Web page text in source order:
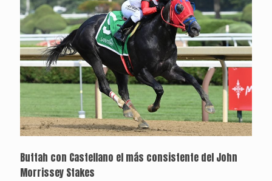
Buttah con Castellano el más consistente del John
Morrissey Stakes